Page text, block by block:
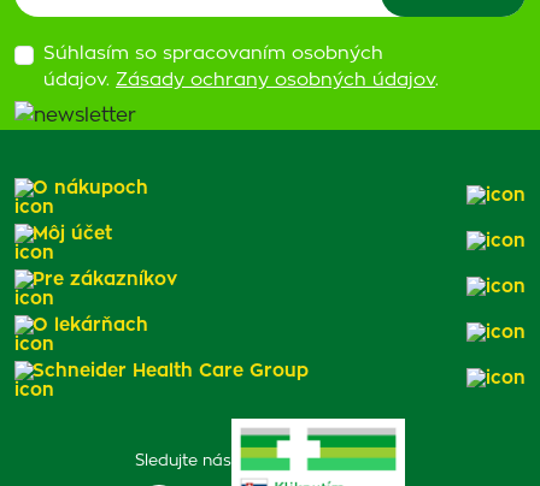
Súhlasím so spracovaním osobných
údajov. Zásady ochrany osobných údajov.
Sledujte nás
O nákupoch
Môj účet
Pre zákazníkov
O lekárňach
Schneider Health Care Group